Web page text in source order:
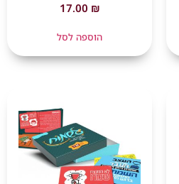
17.00 ₪
הוספה לסל